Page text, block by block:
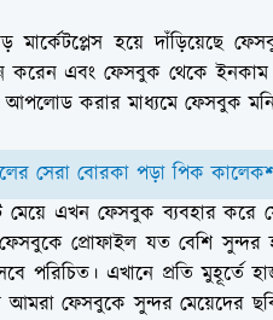
হয়ে দাঁড়িয়েছে
করেন এবং ফেসবুক থেকে
করার মাধ্যমে ফেসবুক
সেরা বোরকা পড়া পিক
মেয়ে এখন ফেসবুক ব্যবহার করে
প্রোফাইল যত বেশি সুন্দর
পরিচিত। এখানে প্রতি মুহূর্তে
ফেসবুকে সুন্দর মেয়েদের